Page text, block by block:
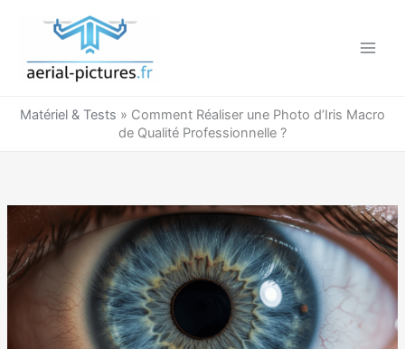
Matériel & Tests » Comment Réaliser une Photo d’Iris Macro
de Qualité Professionnelle ?